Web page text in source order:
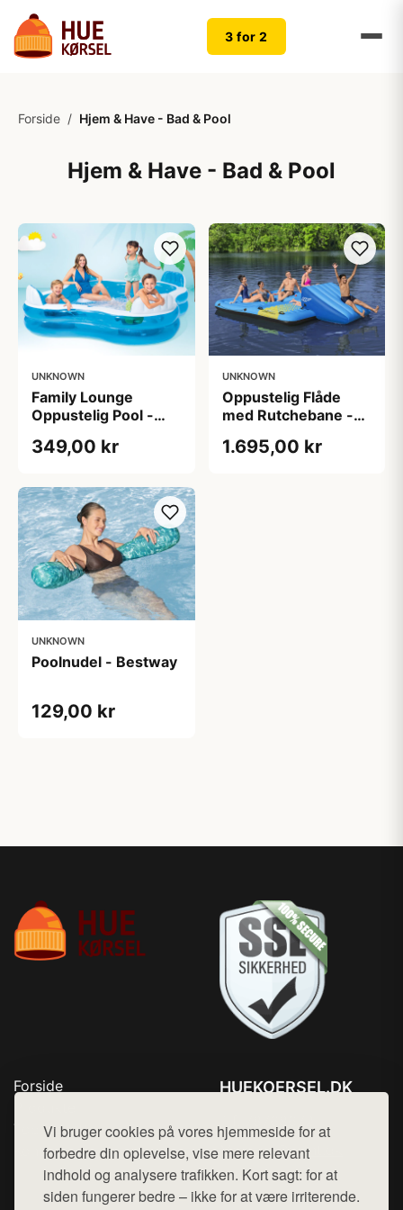
Vi bruger cookies på vores hjemmeside for at
forbedre din oplevelse, vise mere relevant
indhold og analysere trafikken. Kort sagt: for at
siden fungerer bedre – ikke for at være irriterende.
3 for 2
Forside / Hjem & Have - Bad & Pool
Hjem & Have - Bad & Pool
UNKNOWN
Family Lounge
Oppustelig Pool -
349,00 kr
UNKNOWN
Oppustelig Flåde
med Rutchebane -
1.695,00 kr
UNKNOWN
Poolnudel - Bestway
129,00 kr
Forside
Top Rabatter
Kontakt
HUEKOERSEL.DK
Mail: hej@want.dk
Cookie- og privatlivspolitik